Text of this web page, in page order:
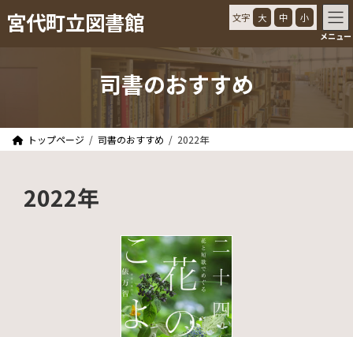
ン
プ
ビ
動
宮代町立図書館 文字 大 中 小
メニュー
司書のおすすめ
トップページ 司書のおすすめ 2022年
2022年